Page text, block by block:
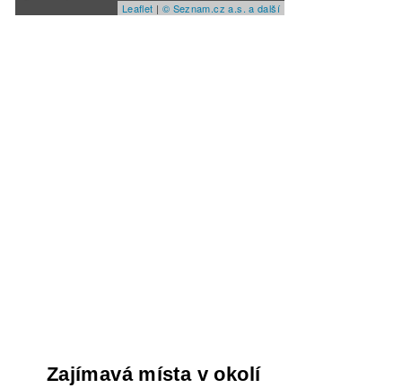
Leaflet | © Seznam.cz a.s. a další
Zajímavá místa v okolí